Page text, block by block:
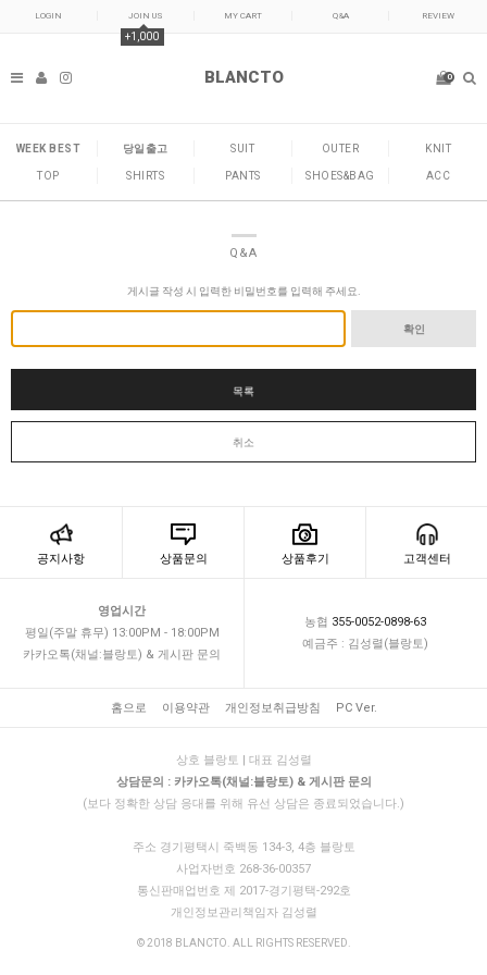
LOGIN JOIN US
+1,000
MY CART Q&A REVIEW
BLANCTO 0
WEEK BEST 당일출고 SUIT OUTER KNIT
TOP SHIRTS PANTS SHOES&BAG ACC
Q&A
게시글 작성 시 입력한 비밀번호를 입력해 주세요.
확인
목록
취소
공지사항 상품문의 상품후기 고객센터
영업시간
평일(주말 휴무) 13:00PM - 18:00PM
카카오톡(채널:블랑토) & 게시판 문의
농협 355-0052-0898-63
예금주 : 김성렬(블랑토)
홈으로 이용약관 개인정보취급방침 PC Ver.
상호 블랑토 | 대표 김성렬
상담문의 : 카카오톡(채널:블랑토) & 게시판 문의
(보다 정확한 상담 응대를 위해 유선 상담은 종료되었습니다.)
주소 경기평택시 죽백동 134-3, 4층 블랑토
사업자번호 268-36-00357
통신판매업번호 제 2017-경기평택-292호
개인정보관리책임자 김성렬
© 2018 BLANCTO. ALL RIGHTS RESERVED.